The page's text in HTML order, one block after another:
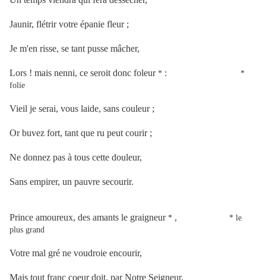
Jaunir, flétrir votre épanie fleur ;
Je m'en risse, se tant pusse mâcher,
Lors ! mais nenni, ce seroit donc foleur * :
*
folie
Vieil je serai, vous laide, sans couleur ;
Or buvez fort, tant que ru peut courir ;
Ne donnez pas à tous cette douleur,
Sans empirer, un pauvre secourir.
Prince amoureux, des amants le graigneur * ,
* le
plus grand
Votre mal gré ne voudroie encourir,
Mais tout franc coeur doit, par Notre Seigneur,